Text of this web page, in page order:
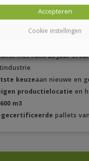
metruim 25 jaar
keuzeaan nieuwe en
productielocatie en
600 m3
gecertificeerde pallets van
Cookie instellingen
Accepteren